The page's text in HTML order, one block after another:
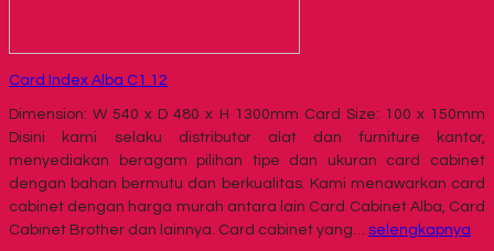
Card Index Alba C1 12
Dimension: W 540 x D 480 x H 1300mm Card Size: 100 x 150mm
Disini kami selaku distributor alat dan furniture kantor,
menyediakan beragam pilihan tipe dan ukuran card cabinet
dengan bahan bermutu dan berkualitas. Kami menawarkan card
cabinet dengan harga murah antara lain Card Cabinet Alba, Card
Cabinet Brother dan lainnya. Card cabinet yang… selengkapnya